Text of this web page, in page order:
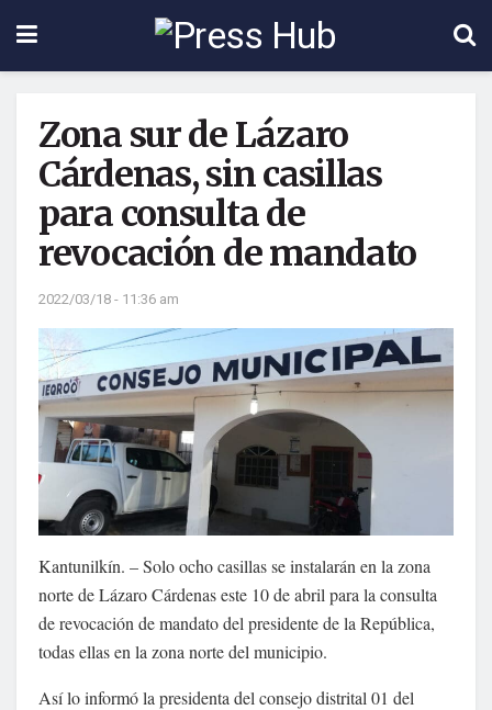
Zona sur de Lázaro
Cárdenas, sin casillas
para consulta de
revocación de mandato
2022/03/18 - 11:36 am
Kantunilkín. – Solo ocho casillas se instalarán en la zona
norte de Lázaro Cárdenas este 10 de abril para la consulta
de revocación de mandato del presidente de la República,
todas ellas en la zona norte del municipio.
Así lo informó la presidenta del consejo distrital 01 del